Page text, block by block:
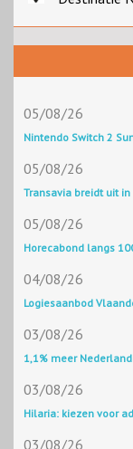
05/08/26
Nintendo Switch 2
05/08/26
Transavia breidt uit
05/08/26
Horecabond langs
04/08/26
Logiesaanbod
03/08/26
1,1% meer
03/08/26
Hilaria: kiezen voor
03/08/26